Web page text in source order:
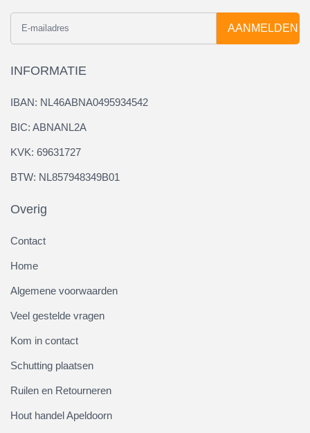
AANMELDEN
INFORMATIE
IBAN: NL46ABNA0495934542
BIC: ABNANL2A
KVK: 69631727
BTW: NL857948349B01
Overig
Contact
Home
Algemene voorwaarden
Veel gestelde vragen
Kom in contact
Schutting plaatsen
Ruilen en Retourneren
Hout handel Apeldoorn